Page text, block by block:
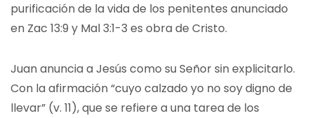
purificación de la vida de los penitentes anunciado
en Zac 13:9 y Mal 3:1-3 es obra de Cristo.
Juan anuncia a Jesús como su Señor sin explicitarlo.
Con la afirmación “cuyo calzado yo no soy digno de
llevar” (v. 11), que se refiere a una tarea de los